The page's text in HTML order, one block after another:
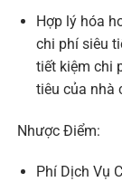
Hợp lý hóa
chi phí siêu
tiết kiệm chi
tiêu của nhà
Nhược Điểm:
Phí Dịch Vụ